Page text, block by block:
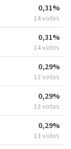
0,31%
14 votos
0,31%
14 votos
0,29%
13 votos
0,29%
13 votos
0,29%
13 votos